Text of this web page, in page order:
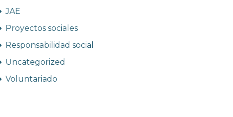
JAE
Proyectos sociales
Responsabilidad social
Uncategorized
Voluntariado